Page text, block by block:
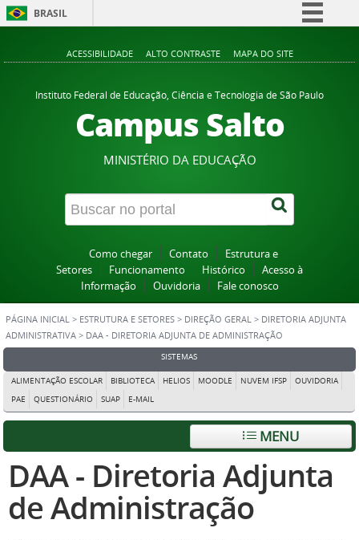
BRASIL
Comunica BR
Participe
Acesso à informação
Canais
ACESSIBILIDADE ALTO CONTRASTE MAPA DO SITE
Instituto Federal de Educação, Ciência e Tecnologia de São Paulo
Campus Salto
MINISTÉRIO DA EDUCAÇÃO
Como chegar Contato
Estrutura e
Setores
Funcionamento Histórico
Acesso à
Informação
Ouvidoria Fale conosco
PÁGINA INICIAL > ESTRUTURA E SETORES > DIREÇÃO GERAL > DIRETORIA ADJUNTA
ADMINISTRATIVA > DAA - DIRETORIA ADJUNTA DE ADMINISTRAÇÃO
SISTEMAS
ALIMENTAÇÃO ESCOLAR BIBLIOTECA HELIOS MOODLE NUVEM IFSP
OUVIDORIA
PAE
QUESTIONÁRIO SUAP E-MAIL
MENU
DAA - Diretoria Adjunta
de Administração